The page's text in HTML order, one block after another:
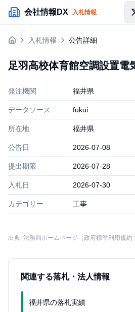
メインコンテンツにスキップ
会社情報DX 入札情報
入札情報
企業検索
入札情報 公告詳細
足羽高校体育館空調設置電
発注機関 福井県
データソース fukui
所在地 福井県
公告日 2026-07-08
提出期限 2026-07-28
入札日 2026-07-30
カテゴリー 工事
出典: 法務局ホームページ（政府標準利用規約
関連する落札・法人情報
福井県の落札実績